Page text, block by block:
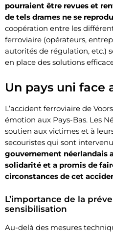
pourraient être revues et
de tels drames ne se
coopération entre les
ferroviaire (opérateurs,
autorités de régulation, etc.)
en place des solutions
Un pays uni face
L’accident ferroviaire de
émotion aux Pays-Bas. Les
soutien aux victimes et à
secouristes qui sont
gouvernement néerlandais
solidarité et a promis de
circonstances de cet
L’importance de la
sensibilisation
Au-delà des mesures